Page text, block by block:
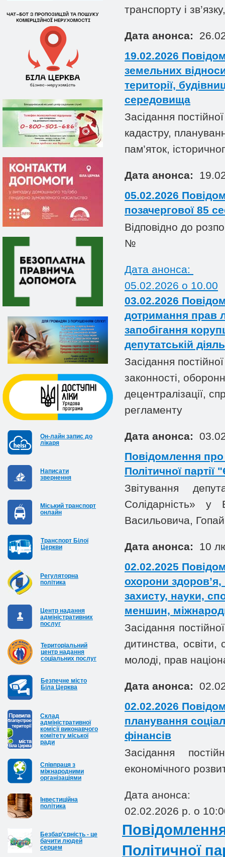
Он-лайн запис до
лікаря
Написати
звернення
Міський транспорт
онлайн
Транспорт Білої
Церкви
Регуляторна
політика
Центр надання
адміністративних
послуг
Територіальний
центр надання
соціальних послуг
Безпечне місто
Біла Церква
Cклад
адміністративної
комісії виконавчого
комітету міської
ради
Співпраця з
міжнародними
організаціями
Інвестиційна
політика
Безбар’єрність - це
бачити людей
серцем
транспорту і
Дата анонса:
19.02.2026
земельних
території,
середовища
Засідання
кадастру,
пам’яток,
Дата анонса:
05.02.2026
позачергової 85
Відповідно до
№
Дата анонса:
05.02.2026 o 10.00
03.02.2026
дотримання прав
запобігання
депутатській
Засідання
законності,
децентралізації,
регламенту
Дата анонса:
Повідомлення про
Політичної
Звітування
Солідарність» у
Васильовича,
Дата анонса:
10
02.02.2025
охорони здоров’я,
захисту, науки,
меншин,
Засідання
дитинства, освіти,
молоді, прав
Дата анонса:
02.02.2026
планування
фінансів
Засідання
економічного
Дата анонса:
02.02.2026 р. о
Політичної